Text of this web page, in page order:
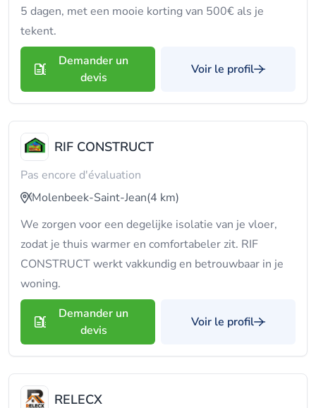
5 dagen, met een mooie korting van 500€ als je
tekent.
Demander un
devis
Voir le profil
RIF CONSTRUCT
Pas encore d'évaluation
Molenbeek-Saint-Jean(4 km)
We zorgen voor een degelijke isolatie van je vloer,
zodat je thuis warmer en comfortabeler zit. RIF
CONSTRUCT werkt vakkundig en betrouwbaar in je
woning.
Demander un
devis
Voir le profil
RELECX